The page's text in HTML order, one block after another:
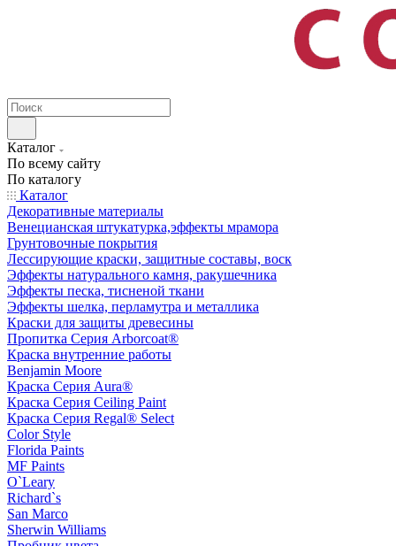
Каталог
По всему сайту
По каталогу
Каталог
Декоративные материалы
Венецианская штукатурка,эффекты мрамора
Грунтовочные покрытия
Лессирующие краски, защитные составы, воск
Эффекты натурального камня, ракушечника
Эффекты песка, тисненой ткани
Эффекты шелка, перламутра и металлика
Краски для защиты древесины
Пропитка Серия Arborcoat®
Краска внутренние работы
Benjamin Moore
Краска Серия Aura®
Краска Серия Ceiling Paint
Краска Серия Regal® Select
Color Style
Florida Paints
MF Paints
O`Leary
Richard`s
San Marco
Sherwin Williams